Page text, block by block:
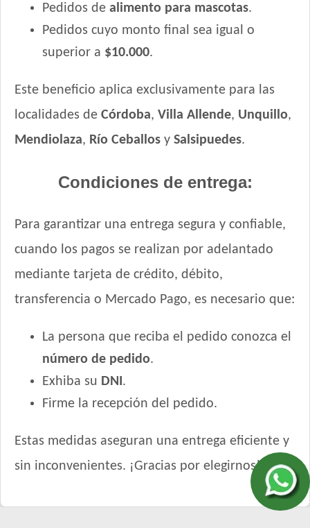
Pedidos de alimento para mascotas.
Pedidos cuyo monto final sea igual o
superior a $10.000.
Este beneficio aplica exclusivamente para las
localidades de Córdoba, Villa Allende, Unquillo,
Mendiolaza, Río Ceballos y Salsipuedes.
Condiciones de entrega:
Para garantizar una entrega segura y confiable,
cuando los pagos se realizan por adelantado
mediante tarjeta de crédito, débito,
transferencia o Mercado Pago, es necesario que:
La persona que reciba el pedido conozca el
número de pedido.
Exhiba su DNI .
Firme la recepción del pedido.
Estas medidas aseguran una entrega eficiente y
sin inconvenientes. ¡Gracias por elegirnos!